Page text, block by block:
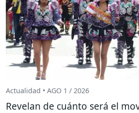
Actualidad • AGO 1 / 2026
Revelan de cuánto será el